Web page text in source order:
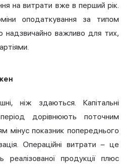
на витрати вже в перший рік.
оподаткування за типом
надзвичайно важливо для тих,
ніж здаються. Капітальні
дорівнюють поточним
мінус показник попереднього
Операційні витрати – це
реалізованої продукції плюс